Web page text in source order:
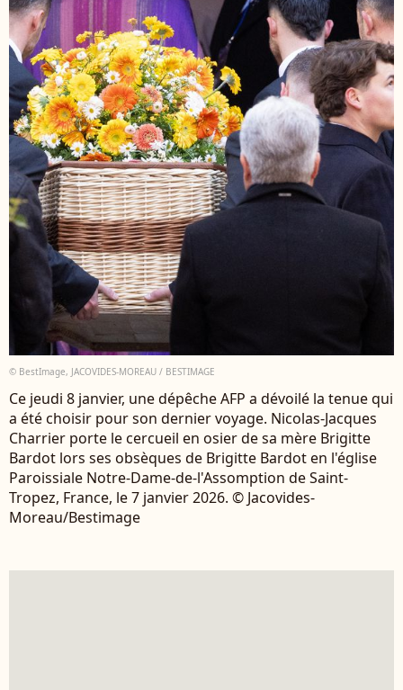
© BestImage, JACOVIDES-MOREAU / BESTIMAGE
Ce jeudi 8 janvier, une dépêche AFP a dévoilé la tenue qui
a été choisir pour son dernier voyage. Nicolas-Jacques
Charrier porte le cercueil en osier de sa mère Brigitte
Bardot lors ses obsèques de Brigitte Bardot en l'église
Paroissiale Notre-Dame-de-l'Assomption de Saint-
Tropez, France, le 7 janvier 2026. © Jacovides-
Moreau/Bestimage